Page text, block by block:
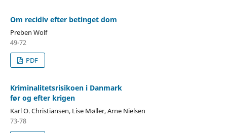
Om recidiv efter betinget dom
Preben Wolf
49-72
PDF
Kriminalitetsrisikoen i Danmark
før og efter krigen
Karl O. Christiansen, Lise Møller, Arne Nielsen
73-78